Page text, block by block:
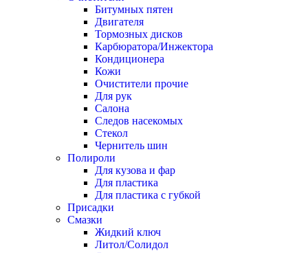
Битумных пятен
Двигателя
Тормозных дисков
Карбюратора/Инжектора
Кондиционера
Кожи
Очистители прочие
Для рук
Салона
Следов насекомых
Стекол
Чернитель шин
Полироли
Для кузова и фар
Для пластика
Для пластика с губкой
Присадки
Смазки
Жидкий ключ
Литол/Солидол